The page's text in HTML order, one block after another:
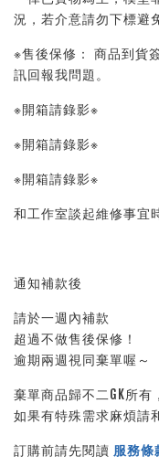
況，若介意請勿下標避
※售後保修： 商品到貨
訊回報我問題。
※開箱請錄影※
※開箱請錄影※
※開箱請錄影※
和工作室談起維修事宜
通知補款後
請於一週內補款
超過不做售後保修！
逾期兩週視同棄單喔～
棄單商品歸不二GK所
如果有特殊需求麻煩請
訂購前請先閱讀 服務條